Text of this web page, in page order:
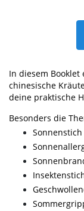
In diesem
chinesische
deine praktische
Besonders die
Sonnenstich